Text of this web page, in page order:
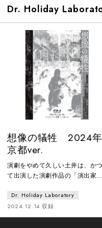
Dr. Holiday
想像の犠牲 2024年
京都ver.
演劇をやめて久しい土井は、かつ
て出演した演劇作品の「演出家」
演を依頼される。そこで土井が受
け取ったのは、アンドレイ・タル
コフスキーのある映画をもとに
Dr. Holiday Laboratory
2024.12.14 収録